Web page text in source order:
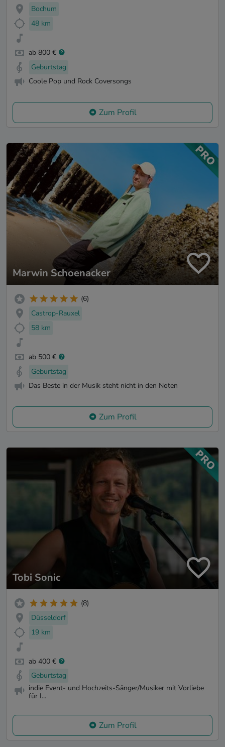
Bochum
48 km
ab 800 €
Geburtstag
Coole Pop und Rock Coversongs
Zum Profil
Marwin Schoenacker
(6)
Castrop-Rauxel
58 km
ab 500 €
Geburtstag
Das Beste in der Musik steht nicht in den Noten
Zum Profil
Tobi Sonic
(8)
Düsseldorf
19 km
ab 400 €
Geburtstag
indie Event- und Hochzeits-Sänger/Musiker mit Vorliebe
für I...
Zum Profil